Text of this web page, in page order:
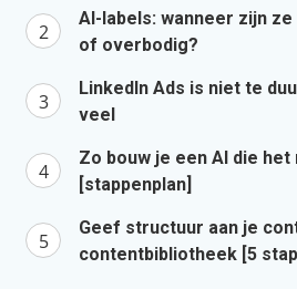
AI-labels: wanneer zijn
of overbodig?
LinkedIn Ads is niet te
veel
Zo bouw je een AI die
[stappenplan]
Geef structuur aan je
contentbibliotheek [5